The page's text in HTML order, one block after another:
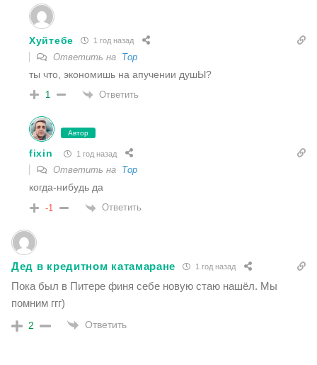
Хуйтебе 1 год назад
Ответить на Тор
ты что, экономишь на апучении душЫ?
1 Ответить
Автор
fixin 1 год назад
Ответить на Тор
когда-нибудь да
-1 Ответить
Дед в кредитном катамаране 1 год назад
Пока был в Питере финя себе новую стаю нашёл. Мы
помним ггг)
2 Ответить